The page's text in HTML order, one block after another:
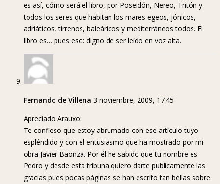
es así, cómo será el libro, por Poseidón, Nereo, Tritón y
todos los seres que habitan los mares egeos, jónicos,
adriáticos, tirrenos, baleáricos y mediterráneos todos. El
libro es… pues eso: digno de ser leído en voz alta.
Fernando de Villena 3 noviembre, 2009, 17:45
Apreciado Arauxo:
Te confieso que estoy abrumado con ese artículo tuyo
espléndido y con el entusiasmo que ha mostrado por mi
obra Javier Baonza. Por él he sabido que tu nombre es
Pedro y desde esta tribuna quiero darte publicamente las
gracias pues pocas páginas se han escrito tan bellas sobre